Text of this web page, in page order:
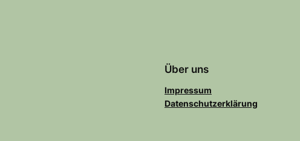
Über uns
Impressum
Datenschutzerklärung